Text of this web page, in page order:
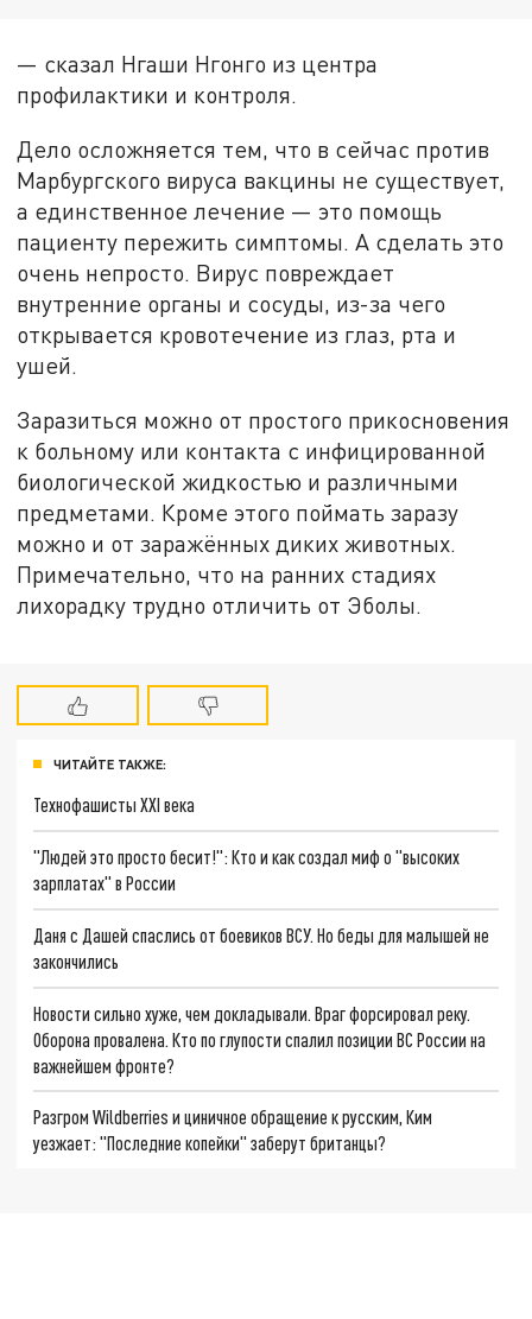
— сказал Нгаши Нгонго из центра
профилактики и контроля.
Дело осложняется тем, что в сейчас против
Марбургского вируса вакцины не существует,
а единственное лечение — это помощь
пациенту пережить симптомы. А сделать это
очень непросто. Вирус повреждает
внутренние органы и сосуды, из-за чего
открывается кровотечение из глаз, рта и
ушей.
Заразиться можно от простого прикосновения
к больному или контакта с инфицированной
биологической жидкостью и различными
предметами. Кроме этого поймать заразу
можно и от заражённых диких животных.
Примечательно, что на ранних стадиях
лихорадку трудно отличить от Эболы.
ЧИТАЙТЕ ТАКЖЕ:
Технофашисты XXI века
"Людей это просто бесит!": Кто и как создал миф о "высоких
зарплатах" в России
Даня с Дашей спаслись от боевиков ВСУ. Но беды для малышей не
закончились
Новости сильно хуже, чем докладывали. Враг форсировал реку.
Оборона провалена. Кто по глупости спалил позиции ВС России на
важнейшем фронте?
Разгром Wildberries и циничное обращение к русским, Ким
уезжает: "Последние копейки" заберут британцы?